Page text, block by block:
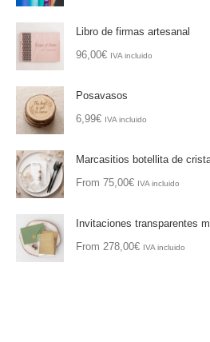
Libro de firmas artesanal
96,00€ IVA incluido
Posavasos
6,99€ IVA incluido
Marcasitios botellita de
From 75,00€ IVA incluido
Invitaciones transparentes
From 278,00€ IVA incluido